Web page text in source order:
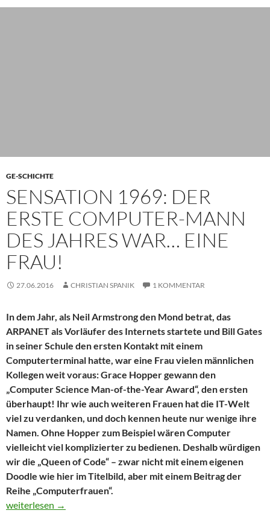
GE-SCHICHTE
SENSATION 1969: DER
ERSTE COMPUTER-MANN
DES JAHRES WAR… EINE
FRAU!
27.06.2016 CHRISTIAN SPANIK 1 KOMMENTAR
In dem Jahr, als Neil Armstrong den Mond betrat, das
ARPANET als Vorläufer des Internets startete und Bill Gates
in seiner Schule den ersten Kontakt mit einem
Computerterminal hatte, war eine Frau vielen männlichen
Kollegen weit voraus: Grace Hopper gewann den
„Computer Science Man-of-the-Year Award“, den ersten
überhaupt! Ihr wie auch weiteren Frauen hat die IT-Welt
viel zu verdanken, und doch kennen heute nur wenige ihre
Namen. Ohne Hopper zum Beispiel wären Computer
vielleicht viel komplizierter zu bedienen. Deshalb würdigen
wir die „Queen of Code“ – zwar nicht mit einem eigenen
Doodle wie hier im Titelbild, aber mit einem Beitrag der
Reihe „Computerfrauen“.
Sensation 1969: Der erste Computer-Mann des Jahres war…
weiterlesen →